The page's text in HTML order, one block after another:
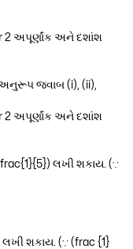
જવાબ (i), (ii),
લખી શકાય. (∵
લખી શકાય. (∵ (frac {1}